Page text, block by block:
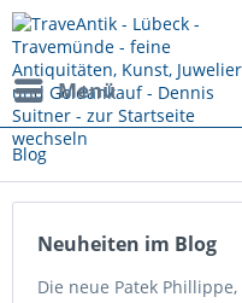
Menü
Blog
Neuheiten im Blog
Die neue Patek